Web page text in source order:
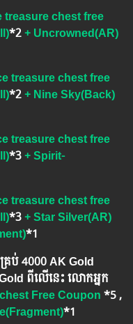
treasure chest free
*2+ Uncrowned(AR)
treasure chest free
*2+ Nine Sky(Back)
treasure chest free
*3+ Spirit-
treasure chest free
*3+ Star Silver(AR)
*1
រប់ 4000​ AK Gold​
ពីលើនេះ លោកអ្នក
Free Coupon*5 ,
*1